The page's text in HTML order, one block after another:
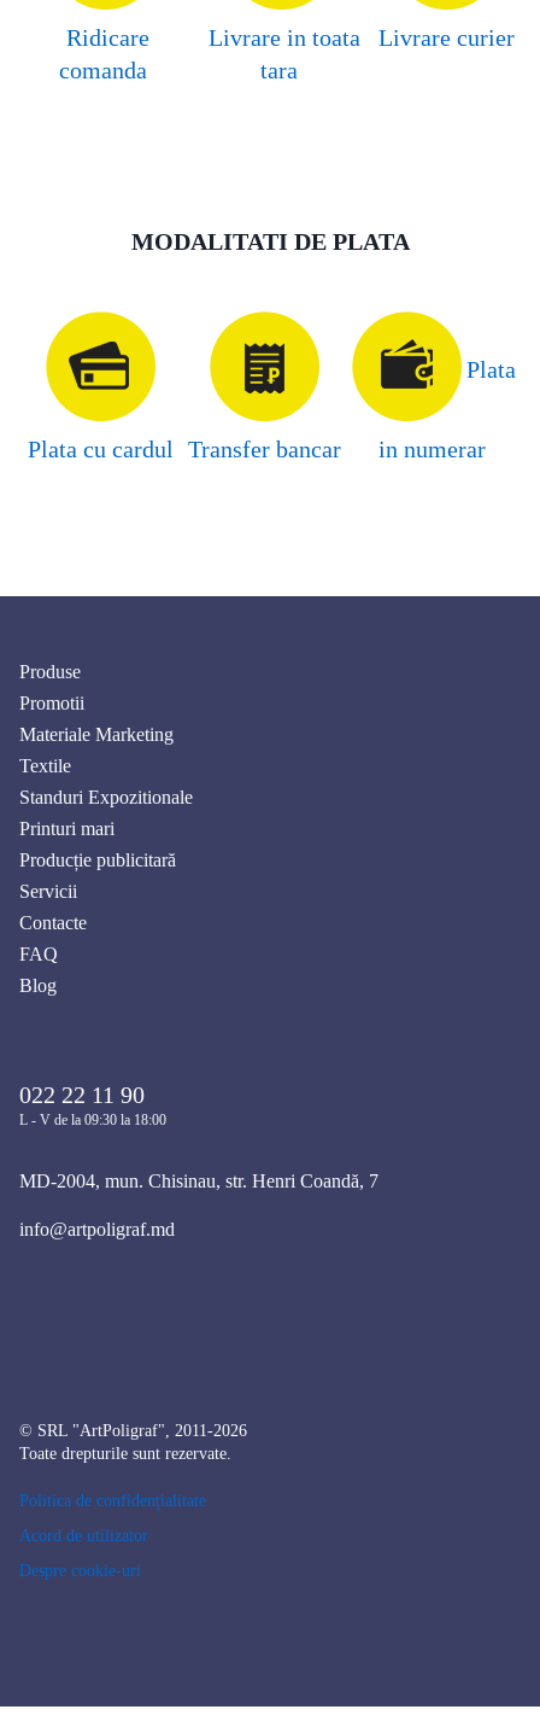
Ridicare
comanda
Livrare in toata
tara
Livrare curier
MODALITATI DE PLATA
Plata cu cardul Transfer bancar
Plata
in numerar
Produse
Promotii
Materiale Marketing
Textile
Standuri Expozitionale
Printuri mari
Producție publicitară
Servicii
Contacte
FAQ
Blog
022 22 11 90
L - V de la 09:30 la 18:00
MD-2004, mun. Chisinau, str. Henri Coandă, 7
info@artpoligraf.md
© SRL "ArtPoligraf", 2011-2026
Toate drepturile sunt rezervate.
Politica de confidențialitate
Acord de utilizator
Despre cookie-uri